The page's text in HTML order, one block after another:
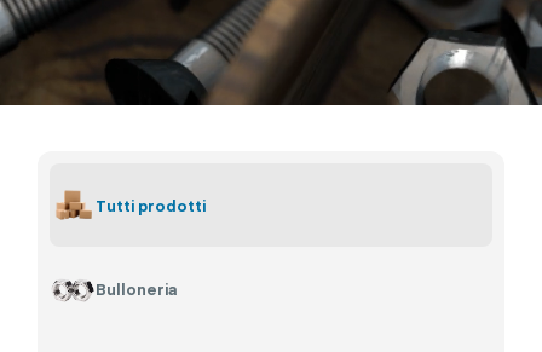
Tutti prodotti
Bulloneria